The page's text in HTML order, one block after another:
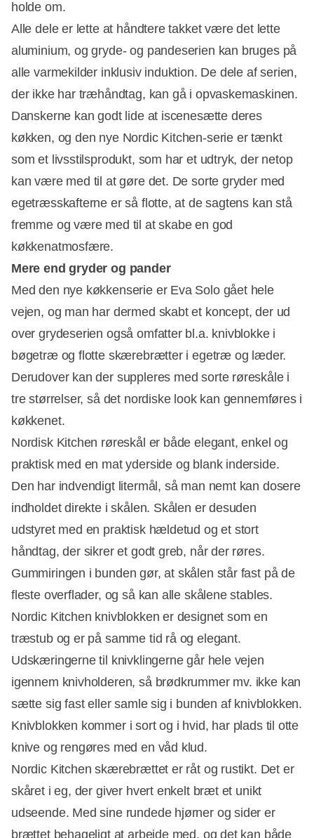
holde om.
Annonce
Alle dele er lette at håndtere takket være det lette
aluminium, og gryde- og pandeserien kan bruges på
alle varmekilder inklusiv induktion. De dele af serien,
der ikke har træhåndtag, kan gå i opvaskemaskinen.
Danskerne kan godt lide at iscenesætte deres
køkken, og den nye Nordic Kitchen-serie er tænkt
som et livsstilsprodukt, som har et udtryk, der netop
kan være med til at gøre det. De sorte gryder med
egetræsskafterne er så flotte, at de sagtens kan stå
fremme og være med til at skabe en god
køkkenatmosfære.
Mere end gryder og pander
Med den nye køkkenserie er Eva Solo gået hele
vejen, og man har dermed skabt et koncept, der ud
over grydeserien også omfatter bl.a. knivblokke i
bøgetræ og flotte skærebrætter i egetræ og læder.
Derudover kan der suppleres med sorte røreskåle i
tre størrelser, så det nordiske look kan gennemføres i
køkkenet.
Nordisk Kitchen røreskål er både elegant, enkel og
praktisk med en mat yderside og blank inderside.
Den har indvendigt litermål, så man nemt kan dosere
indholdet direkte i skålen. Skålen er desuden
udstyret med en praktisk hældetud og et stort
håndtag, der sikrer et godt greb, når der røres.
Gummiringen i bunden gør, at skålen står fast på de
fleste overflader, og så kan alle skålene stables.
Nordic Kitchen knivblokken er designet som en
træstub og er på samme tid rå og elegant.
Udskæringerne til knivklingerne går hele vejen
igennem knivholderen, så brødkrummer mv. ikke kan
sætte sig fast eller samle sig i bunden af knivblokken.
Knivblokken kommer i sort og i hvid, har plads til otte
knive og rengøres med en våd klud.
Nordic Kitchen skærebrættet er råt og rustikt. Det er
skåret i eg, der giver hvert enkelt bræt et unikt
udseende. Med sine rundede hjørner og sider er
brættet behageligt at arbejde med, og det kan både